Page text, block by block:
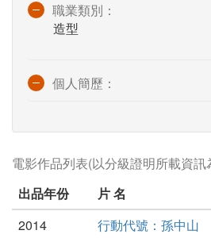
職業類別：
造型
個人簡歷：
電影作品列表(以分級證明所載資訊
出品年份
片 名
2014
行動代號：孫中山